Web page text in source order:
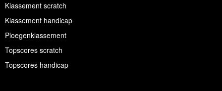
Klassement scratch
Klassement handicap
Ploegenklassement
Topscores scratch
Topscores handicap